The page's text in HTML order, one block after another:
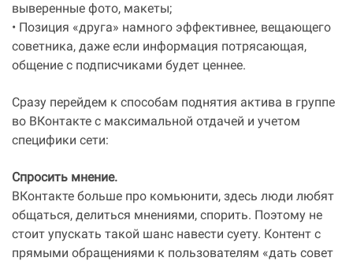
выверенные фото, макеты;
• Позиция «друга» намного эффективнее, вещающего
советника, даже если информация потрясающая,
общение с подписчиками будет ценнее.
Сразу перейдем к способам поднятия актива в группе
во ВКонтакте с максимальной отдачей и учетом
специфики сети:
Спросить мнение.
ВКонтакте больше про комьюнити, здесь люди любят
общаться, делиться мнениями, спорить. Поэтому не
стоит упускать такой шанс навести суету. Контент с
прямыми обращениями к пользователям «дать совет